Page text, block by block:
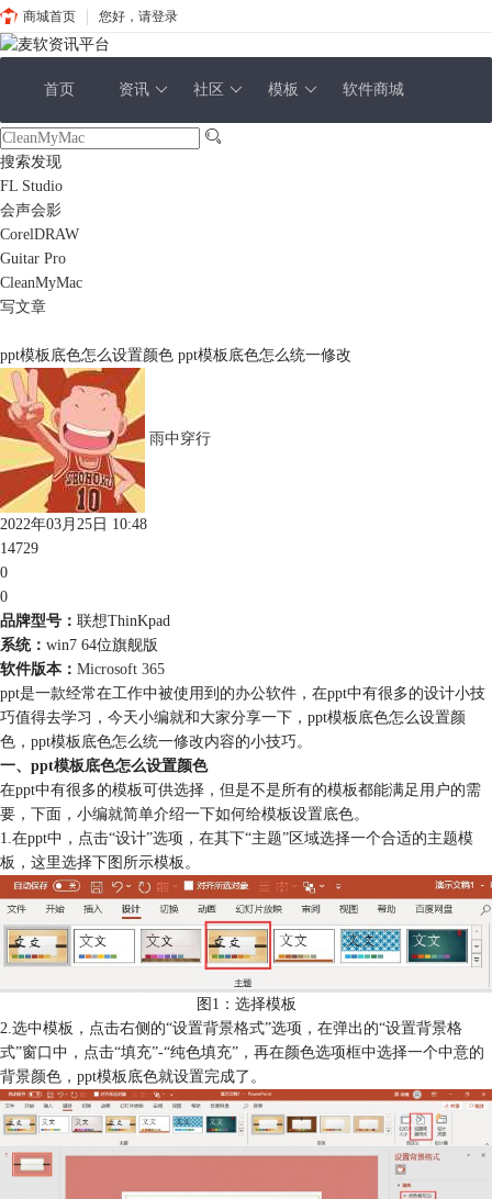
商城首页 您好，请登录
首页 资讯 社区 模板 软件商城
搜索发现
FL Studio
会声会影
CorelDRAW
Guitar Pro
CleanMyMac
写文章
ppt模板底色怎么设置颜色 ppt模板底色怎么统一修改
雨中穿行
2022年03月25日 10:48
14729
0
0
品牌型号： 联想ThinKpad
系统： win7 64位旗舰版
软件版本： Microsoft 365
ppt是一款经常在工作中被使用到的办公软件，在ppt中有很多的设计小技
巧值得去学习，今天小编就和大家分享一下，ppt模板底色怎么设置颜
色，ppt模板底色怎么统一修改内容的小技巧。
一、ppt模板底色怎么设置颜色
在ppt中有很多的模板可供选择，但是不是所有的模板都能满足用户的需
要，下面，小编就简单介绍一下如何给模板设置底色。
1.在ppt中，点击“设计”选项，在其下“主题”区域选择一个合适的主题模
板，这里选择下图所示模板。
图1：选择模板
2.选中模板，点击右侧的“设置背景格式”选项，在弹出的“设置背景格
式”窗口中，点击“填充”-“纯色填充”，再在颜色选项框中选择一个中意的
背景颜色，ppt模板底色就设置完成了。